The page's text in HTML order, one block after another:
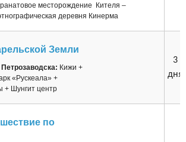
месторождение Кителя –
деревня Кинерма
Земли
Кижи +
«Рускеала» +
+ Шунгит центр
3
дня
по